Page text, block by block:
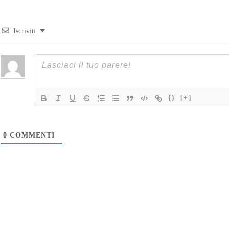
Iscriviti
{} [+]
0 COMMENTI